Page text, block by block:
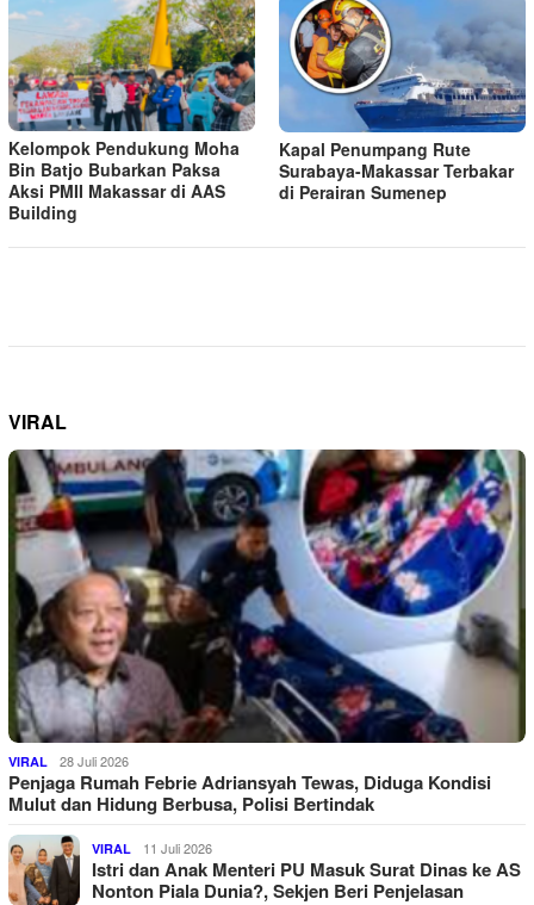
Kelompok Pendukung Moha
Bin Batjo Bubarkan Paksa
Aksi PMII Makassar di AAS
Building
Kapal Penumpang Rute
Surabaya-Makassar Terbakar
di Perairan Sumenep
VIRAL
VIRAL 28 Juli 2026
Penjaga Rumah Febrie Adriansyah Tewas, Diduga Kondisi
Mulut dan Hidung Berbusa, Polisi Bertindak
VIRAL 11 Juli 2026
Istri dan Anak Menteri PU Masuk Surat Dinas ke AS
Nonton Piala Dunia?, Sekjen Beri Penjelasan